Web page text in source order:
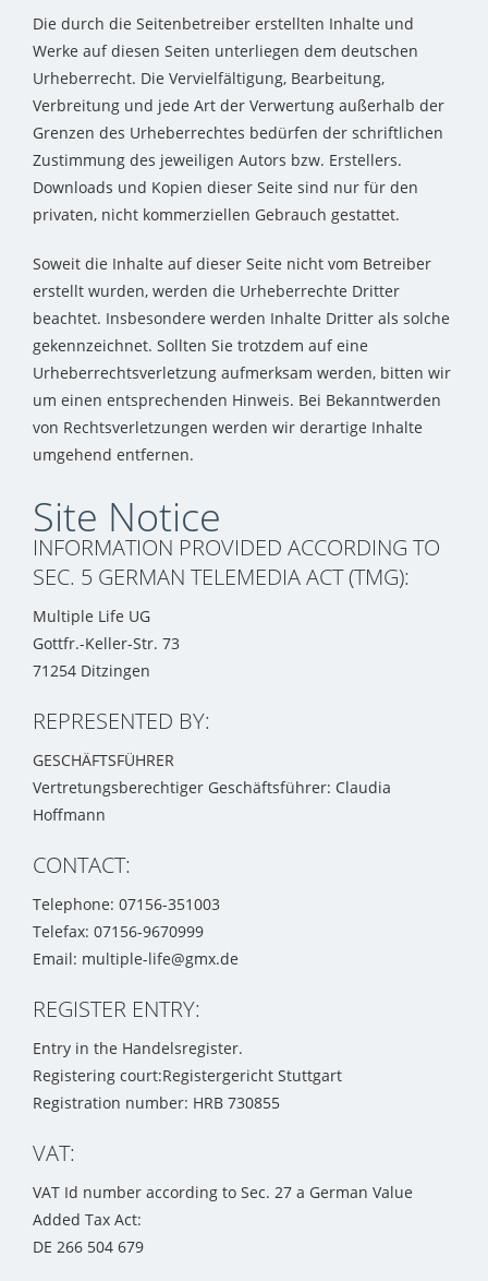
Die durch die Seitenbetreiber erstellten Inhalte und
Werke auf diesen Seiten unterliegen dem deutschen
Urheberrecht. Die Vervielfältigung, Bearbeitung,
Verbreitung und jede Art der Verwertung außerhalb der
Grenzen des Urheberrechtes bedürfen der schriftlichen
Zustimmung des jeweiligen Autors bzw. Erstellers.
Downloads und Kopien dieser Seite sind nur für den
privaten, nicht kommerziellen Gebrauch gestattet.
Soweit die Inhalte auf dieser Seite nicht vom Betreiber
erstellt wurden, werden die Urheberrechte Dritter
beachtet. Insbesondere werden Inhalte Dritter als solche
gekennzeichnet. Sollten Sie trotzdem auf eine
Urheberrechtsverletzung aufmerksam werden, bitten wir
um einen entsprechenden Hinweis. Bei Bekanntwerden
von Rechtsverletzungen werden wir derartige Inhalte
umgehend entfernen.
Site Notice
INFORMATION PROVIDED ACCORDING TO
SEC. 5 GERMAN TELEMEDIA ACT (TMG):
Multiple Life UG
Gottfr.-Keller-Str. 73
71254 Ditzingen
REPRESENTED BY:
GESCHÄFTSFÜHRER
Vertretungsberechtiger Geschäftsführer: Claudia
Hoffmann
CONTACT:
Telephone: 07156-351003
Telefax: 07156-9670999
Email: multiple-life@gmx.de
REGISTER ENTRY:
Entry in the Handelsregister.
Registering court:Registergericht Stuttgart
Registration number: HRB 730855
VAT:
VAT Id number according to Sec. 27 a German Value
Added Tax Act:
DE 266 504 679